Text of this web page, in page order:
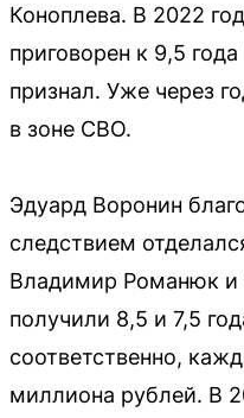
Коноплева. В 2022
приговорен к 9,5
признал. Уже через
в зоне СВО.
Эдуард Воронин
следствием
Владимир Романюк и
получили 8,5 и 7,5
соответственно,
миллиона рублей. В